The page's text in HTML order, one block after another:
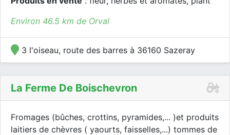
Environ 46.5 km de Orval
3 l'oiseau, route des barres à 36160 Sazeray
La Ferme De Boischevron
Fromages (bûches, crottins, pyramides,... )et produits
laitiers de chèvres ( yaourts, faisselles,...) tommes de